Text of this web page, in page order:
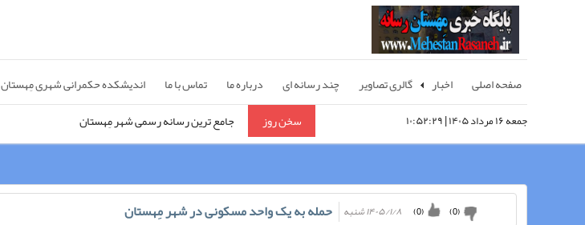
صفحه اصلی اخبار گالری تصاویر چند رسانه ای درباره ما تماس با ما اندیشکده حکمرانی شهری مِهستان
جمعه ۱۶ مرداد ۱۴۰۵ | ۱۰:۵۲:۲۹ سخن روز
جامع ترین رسانه رسمی شهر مِهستان
مِهستان رسانه؛ «چشم سوم شهر»
۱۴۰۵/۱/۸ شنبه (
0
) (
0
) حمله به یک واحد مسکونی در شهر مِهستان